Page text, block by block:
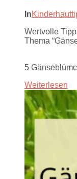
In
Wertvolle
Thema
5
Weiterlesen